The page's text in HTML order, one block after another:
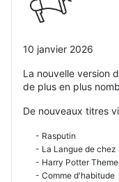
10 janvier 2026
La nouvelle version
de plus en plus
De nouveaux titres
- Rasputin
- La Langue de chez
- Harry Potter Theme
- Comme d'habitude